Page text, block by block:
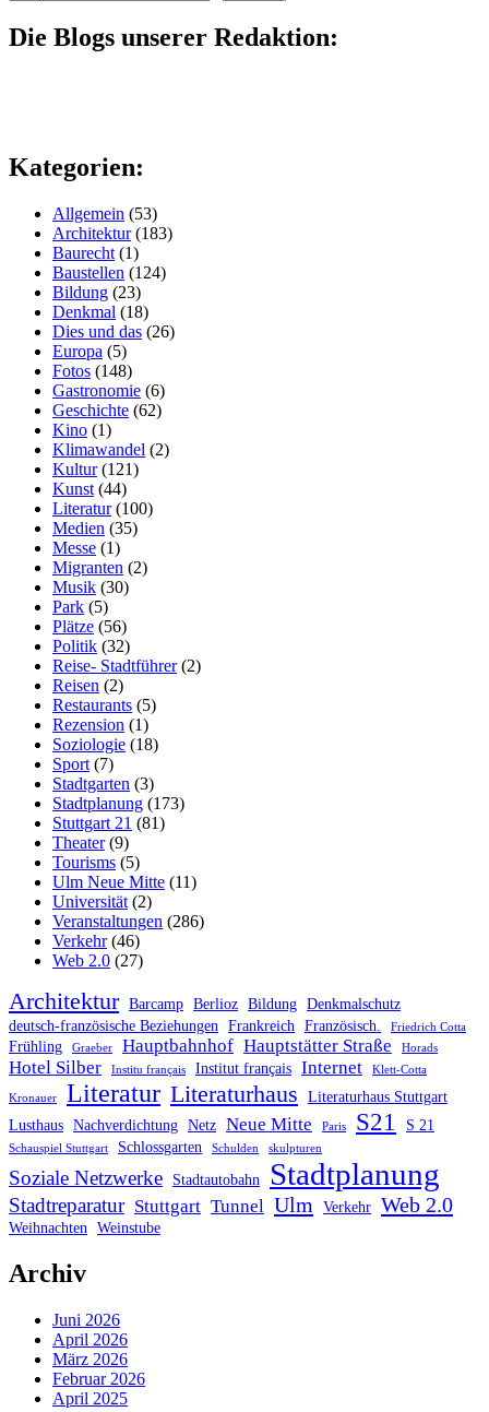
Die Blogs unserer Redaktion:
Kategorien:
Allgemein (53)
Architektur(183)
Baurecht (1)
Baustellen (124)
Bildung (23)
Denkmal (18)
Dies und das (26)
Europa (5)
Fotos (148)
Gastronomie (6)
Geschichte (62)
Kino (1)
Klimawandel (2)
Kultur(121)
Kunst (44)
Literatur(100)
Medien (35)
Messe (1)
Migranten (2)
Musik (30)
Park (5)
Plätze (56)
Politik (32)
Reise- Stadtführer(2)
Reisen (2)
Restaurants (5)
Rezension (1)
Soziologie (18)
Sport (7)
Stadtgarten (3)
Stadtplanung (173)
Stuttgart 21 (81)
Theater(9)
Tourisms (5)
Ulm Neue Mitte (11)
Universität (2)
Veranstaltungen (286)
Verkehr(46)
Web 2.0 (27)
Architektur Barcamp Berlioz Bildung Denkmalschutz
deutsch-französische Beziehungen
Frankreich Französisch. Friedrich Cotta
Frühling Graeber Hauptbahnhof Hauptstätter Straße Horads
Hotel Silber Institu français Institut français Internet Klett-Cotta
Kronauer Literatur Literaturhaus
Literaturhaus Stuttgart
Lusthaus Nachverdichtung Netz Neue Mitte Paris S21 S 21
Schauspiel Stuttgart Schlossgarten Schulden skulpturen
Soziale Netzwerke Stadtautobahn Stadtplanung
Stadtreparatur Stuttgart Tunnel Ulm Verkehr Web 2.0
Weihnachten Weinstube
Archiv
Juni 2026
April 2026
März 2026
Februar 2026
April 2025